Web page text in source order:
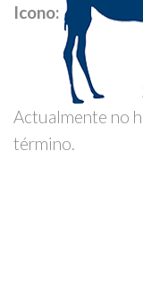
Icono:
Actualmente no
término.